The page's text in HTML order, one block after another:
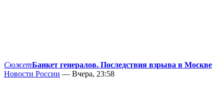
СюжетБанкет генералов. Последствия взрыва в Москве
Новости России — Вчера, 23:58